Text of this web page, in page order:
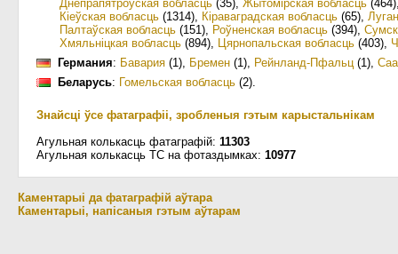
Днепрапятроўская вобласць (35), Жытомірская вобласць (464)
Кіеўская вобласць (1314), Кіраваградская вобласць (65),
Палтаўская вобласць (151), Роўненская вобласць (394),
Хмяльніцкая вобласць (894), Цярнопальская вобласць (403),
Германия: Бавария (1), Бремен (1), Рейнланд-Пфальц(1),
Беларусь: Гомельская вобласць (2).
Знайсці ўсе фатаграфіі, зробленыя гэтым карыстальнікам
Агульная колькасць фатаграфій: 11303
Агульная колькасць ТС на фотаздымках: 10977
Каментарыі да фатаграфій аўтара
Каментарыі, напісаныя гэтым аўтарам